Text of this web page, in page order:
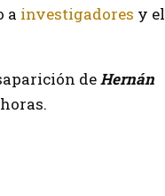
a investigadores y el
deHernán